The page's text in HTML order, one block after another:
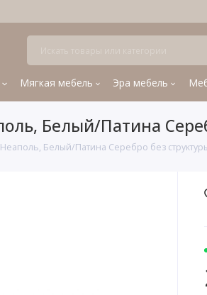
Мягкая мебель Эра мебель
Белый/Патина
Белый/Патина Серебро без